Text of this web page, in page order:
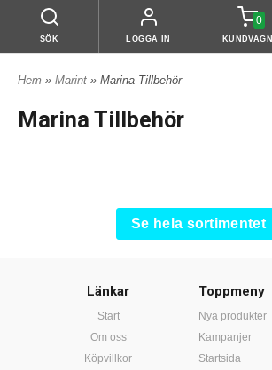
SÖK LOGGA IN
0
KUNDVAGN
Hem » Marint » Marina Tillbehör
Marina Tillbehör
Se hela sortimentet
Länkar
Start
Om oss
Köpvillkor
Toppmeny
Nya produkter
Kampanjer
Startsida